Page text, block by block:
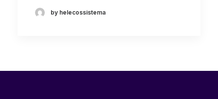
by helecossistema